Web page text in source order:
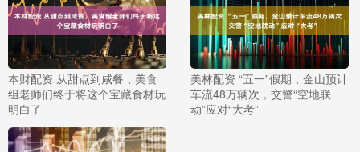
本财配资 从甜点到咸餐，美食
组老师们终于将这个宝藏食材玩
明白了
美林配资 “五一”假期，金山预计
车流48万辆次，交警“空地联
动”应对“大考”